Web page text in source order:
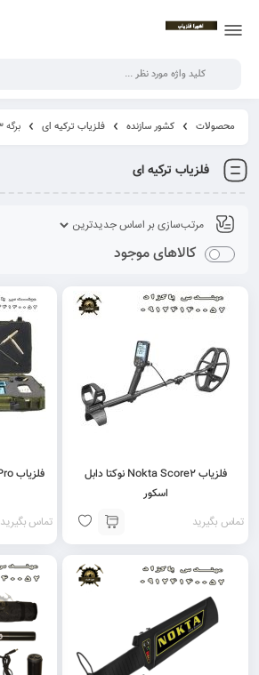
محصولات کشور سازنده فلزیاب ترکیه ای برگه 3
فلزیاب ترکیه ای
کالاهای موجود
فلزیاب Nokta Score2 نوکتا دابل
اسکور
تماس بگیرید
فلزیاب Bionic AT 7 Pro ای تی 7 پرو
تماس بگیرید